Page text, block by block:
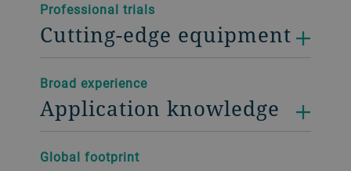
Professional trials
Cutting-edge equipment
Broad experience
Application knowledge
Global footprint